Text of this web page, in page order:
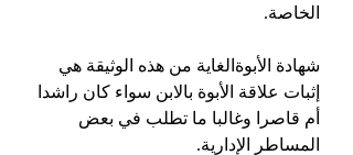
الخاصة.
شهادة الأبوةالغاية من هذه الوثيقة هي
إثبات علاقة الأبوة بالابن سواء كان راشدا
أم قاصرا وغالبا ما تطلب في بعض
المساطر الإدارية.